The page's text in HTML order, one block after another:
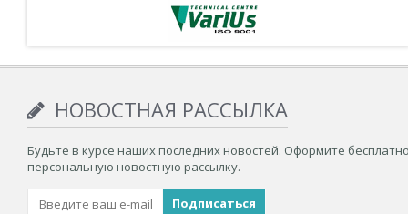
НОВОСТНАЯ РАССЫЛКА
Будьте в курсе наших последних новостей. Оформите
персональную новостную рассылку.